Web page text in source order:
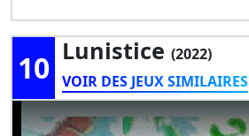
10 Lunistice (2022)
VOIR DES JEUX SIMILAIRES